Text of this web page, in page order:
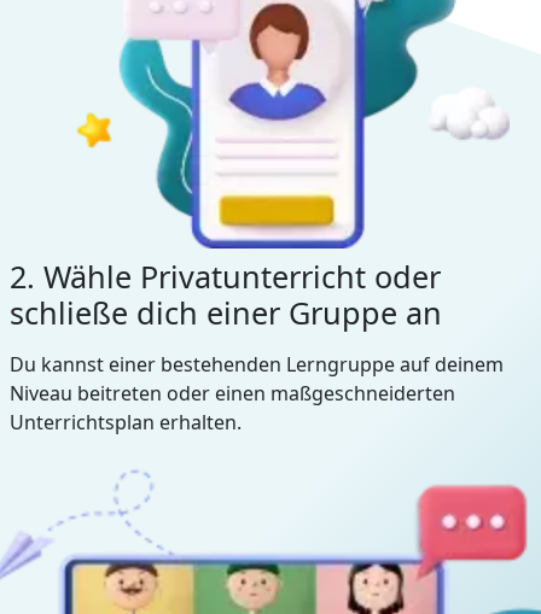
2. Wähle Privatunterricht oder
schließe dich einer Gruppe an
Du kannst einer bestehenden Lerngruppe auf deinem
Niveau beitreten oder einen maßgeschneiderten
Unterrichtsplan erhalten.